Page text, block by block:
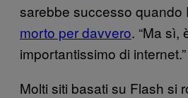
sarebbe successo quando
morto per davvero. “Ma sì,
importantissimo di internet.”
Molti siti basati su Flash si